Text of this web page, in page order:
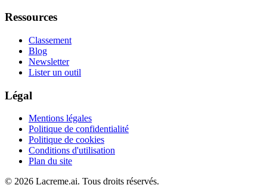
Ressources
Classement
Blog
Newsletter
Lister un outil
Légal
Mentions légales
Politique de confidentialité
Politique de cookies
Conditions d'utilisation
Plan du site
© 2026 Lacreme.ai. Tous droits réservés.